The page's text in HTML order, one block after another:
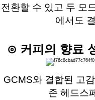
전환할 수 있고 두 모
에서도
⊙ 커피의 향료
GCMS와 결합된 고
존 헤드스